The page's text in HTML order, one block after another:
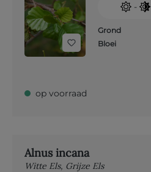
-
Grond
Bloei
op voorraad
Alnus incana
Witte Els, Grijze Els